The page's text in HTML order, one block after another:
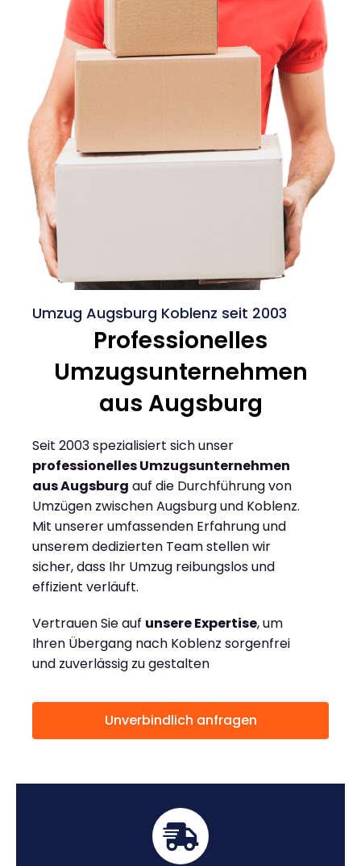
Umzug Augsburg Koblenz seit 2003
Professionelles
Umzugsunternehmen
aus Augsburg
Seit 2003 spezialisiert sich unser
professionelles Umzugsunternehmen
aus Augsburg auf die Durchführung von
Umzügen zwischen Augsburg und Koblenz.
Mit unserer umfassenden Erfahrung und
unserem dedizierten Team stellen wir
sicher, dass Ihr Umzug reibungslos und
effizient verläuft.
Vertrauen Sie auf unsere Expertise, um
Ihren Übergang nach Koblenz sorgenfrei
und zuverlässig zu gestalten
Unverbindlich anfragen